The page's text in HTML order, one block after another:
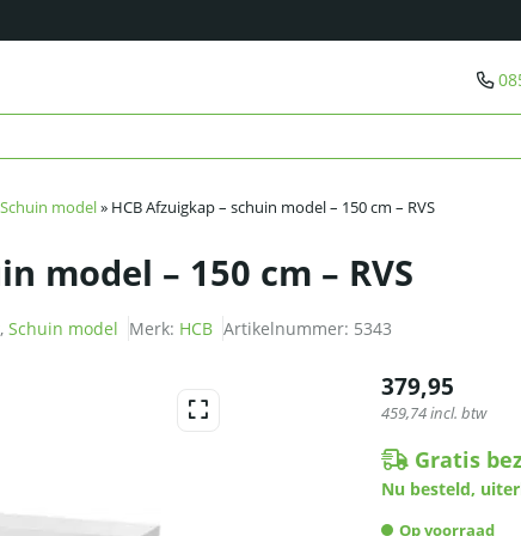
Schuin model» HCB Afzuigkap – schuin model – 150 cm – RVS
model – 150 cm – RVS
, Schuin model Merk: HCB Artikelnummer: 5343
379,95
459,74incl. btw
Gratis
Nu besteld,
Op voorraad